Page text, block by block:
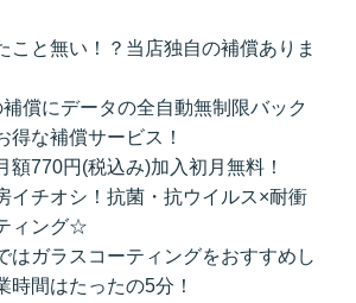
と無い！？当店独自の補償ありま
償にデータの全自動無制限バック
得な補償サービス！
額770円(税込み)加入初月無料！
イチオシ！抗菌・抗ウイルス×耐衝
ィング☆
はガラスコーティングをおすすめし
時間はたったの5分！